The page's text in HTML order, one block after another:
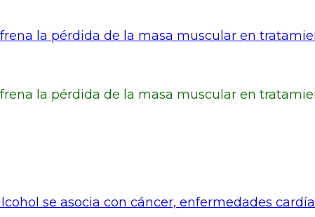
la pérdida de la masa muscular en
la pérdida de la masa muscular en
se asocia con cáncer, enfermedades